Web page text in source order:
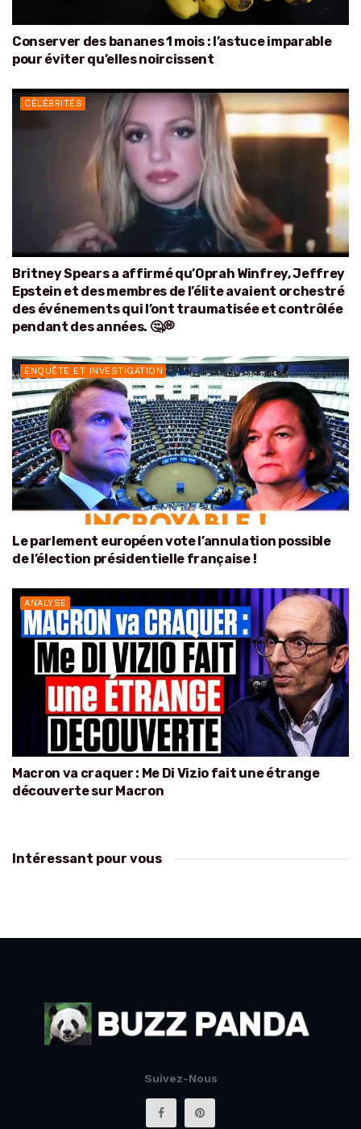
Conserver des bananes 1 mois : l’astuce imparable
pour éviter qu’elles noircissent
CÉLÉBRITÉS
Britney Spears a affirmé qu’Oprah Winfrey, Jeffrey
Epstein et des membres de l’élite avaient orchestré
des événements qui l’ont traumatisée et contrôlée
pendant des années. 🤔💭
ENQUÊTE ET INVESTIGATION
Le parlement européen vote l’annulation possible
de l’élection présidentielle française !
ANALYSE
Macron va craquer : Me Di Vizio fait une étrange
découverte sur Macron
Intéressant pour vous
Suivez-Nous